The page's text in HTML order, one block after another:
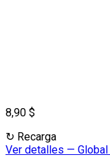
8,90 $
↻ Recarga
Ver detalles — Global